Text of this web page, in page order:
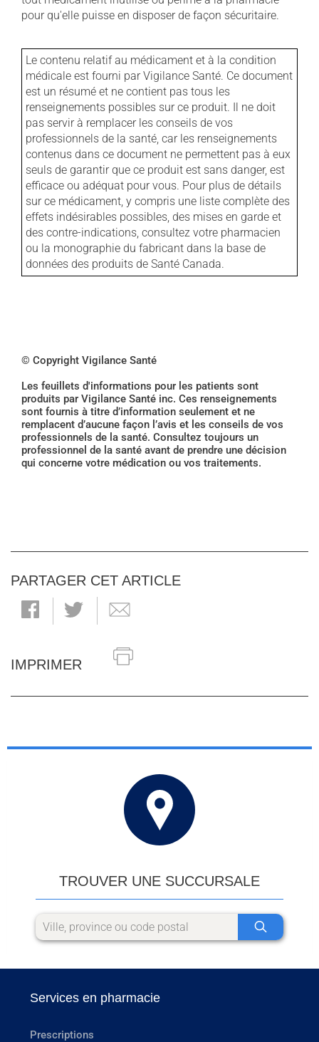
pour qu'elle puisse en disposer de façon sécuritaire.
Le contenu relatif au médicament et à la condition
médicale est fourni par Vigilance Santé. Ce document
est un résumé et ne contient pas tous les
renseignements possibles sur ce produit. Il ne doit
pas servir à remplacer les conseils de vos
professionnels de la santé, car les renseignements
contenus dans ce document ne permettent pas à eux
seuls de garantir que ce produit est sans danger, est
efficace ou adéquat pour vous. Pour plus de détails
sur ce médicament, y compris une liste complète des
effets indésirables possibles, des mises en garde et
des contre-indications, consultez votre pharmacien
ou la monographie du fabricant dans la base de
données des produits de Santé Canada.
© Copyright Vigilance Santé
Les feuillets d'informations pour les patients sont
produits par Vigilance Santé inc. Ces renseignements
sont fournis à titre d’information seulement et ne
remplacent d’aucune façon l’avis et les conseils de vos
professionnels de la santé. Consultez toujours un
professionnel de la santé avant de prendre une décision
qui concerne votre médication ou vos traitements.
PARTAGER CET ARTICLE
IMPRIMER
TROUVER UNE SUCCURSALE
Services en pharmacie
Prescriptions